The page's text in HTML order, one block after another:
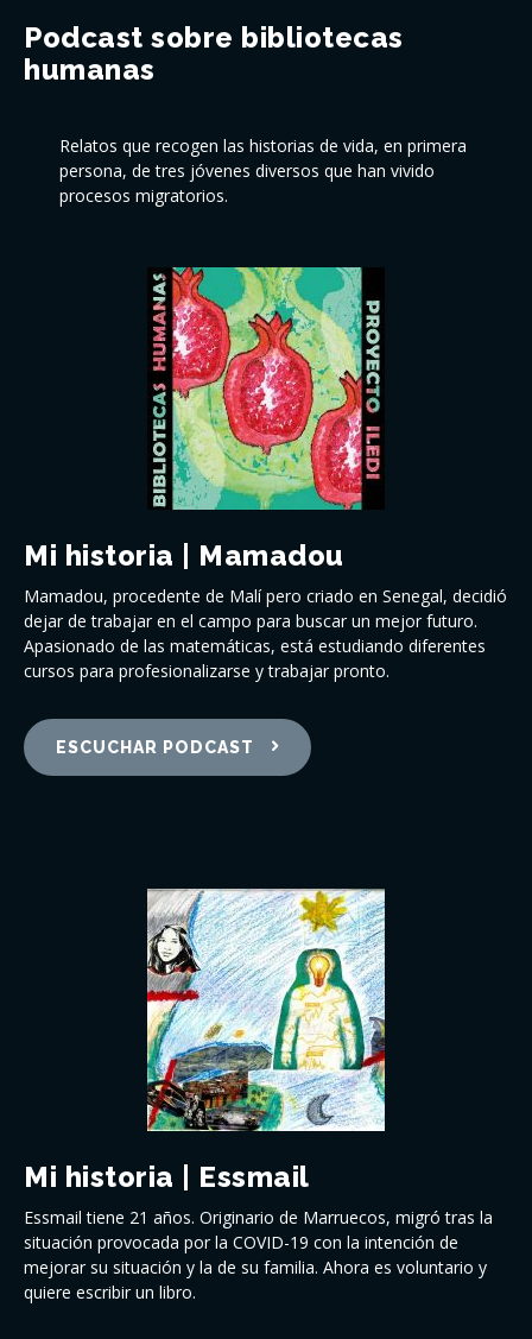
Podcast sobre bibliotecas
humanas
Relatos que recogen las historias de vida, en primera
persona, de tres jóvenes diversos que han vivido
procesos migratorios.
Mi historia | Mamadou
Mamadou, procedente de Malí pero criado en Senegal, decidió
dejar de trabajar en el campo para buscar un mejor futuro.
Apasionado de las matemáticas, está estudiando diferentes
cursos para profesionalizarse y trabajar pronto.
ESCUCHAR PODCAST
Mi historia | Essmail
Essmail tiene 21 años. Originario de Marruecos, migró tras la
situación provocada por la COVID-19 con la intención de
mejorar su situación y la de su familia. Ahora es voluntario y
quiere escribir un libro.